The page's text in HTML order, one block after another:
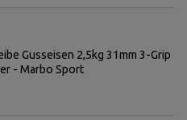
Gusseisen 2,5kg 31mm 3-Grip
- Marbo Sport